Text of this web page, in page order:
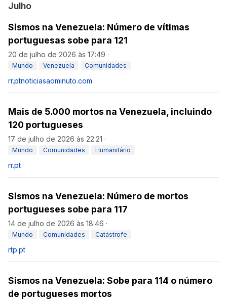
Julho
Sismos na Venezuela: Número de vítimas
portuguesas sobe para 121
20 de julho de 2026 às 17:49 ·
Mundo Venezuela Comunidades
rr.ptnoticiasaominuto.com
Mais de 5.000 mortos na Venezuela, incluindo
120 portugueses
17 de julho de 2026 às 22:21 ·
Mundo Comunidades Humanitário
rr.pt
Sismos na Venezuela: Número de mortos
portugueses sobe para 117
14 de julho de 2026 às 18:46 ·
Mundo Comunidades Catástrofe
rtp.pt
Sismos na Venezuela: Sobe para 114 o número
de portugueses mortos